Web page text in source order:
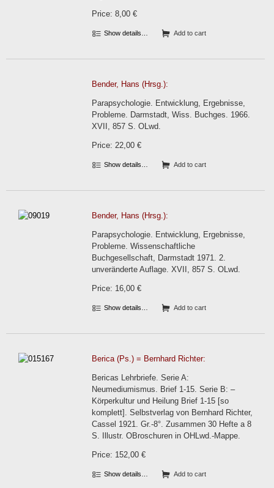
Price: 8,00 €
Show details… Add to cart
Bender, Hans (Hrsg.):
Parapsychologie. Entwicklung, Ergebnisse,
Probleme. Darmstadt, Wiss. Buchges. 1966.
XVII, 857 S. OLwd.
Price: 22,00 €
Show details… Add to cart
Bender, Hans (Hrsg.):
Parapsychologie. Entwicklung, Ergebnisse,
Probleme. Wissenschaftliche
Buchgesellschaft, Darmstadt 1971. 2.
unveränderte Auflage. XVII, 857 S. OLwd.
Price: 16,00 €
Show details… Add to cart
Berica (Ps.) = Bernhard Richter:
Bericas Lehrbriefe. Serie A:
Neumediumismus. Brief 1-15. Serie B: –
Körperkultur und Heilung Brief 1-15 [so
komplett]. Selbstverlag von Bernhard Richter,
Cassel 1921. Gr.-8°. Zusammen 30 Hefte a 8
S. Illustr. OBroschuren in OHLwd.-Mappe.
Price: 152,00 €
Show details… Add to cart